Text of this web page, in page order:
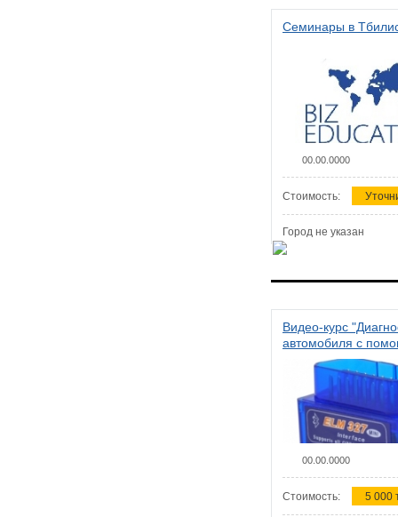
Семинары в
00.00.0000
Стоимость:
Город не указан
Видео-курс
автомобиля с
сканера ELM 327"
00.00.0000
Стоимость: 5 000